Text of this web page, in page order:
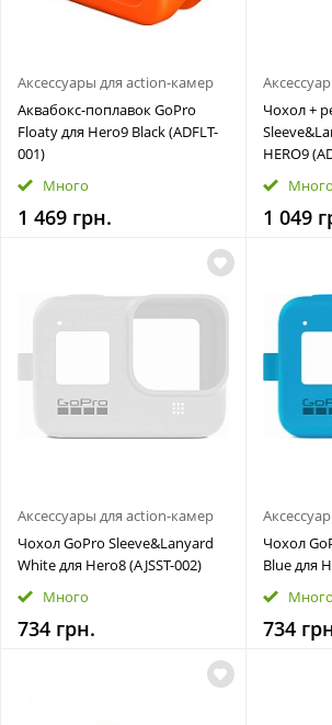
Аксессуары для action-камер
Аквабокс-поплавок GoPro
Floaty для Hero9 Black (ADFLT-
001)
Много
1 469 грн.
Чохол +
HERO9
Много
1 049
Аксессуары для action-камер
Чохол GoPro Sleeve&Lanyard
White для Hero8 (AJSST-002)
Много
734 грн.
Чохол
Blue для
Много
734